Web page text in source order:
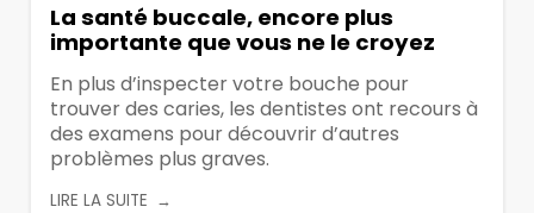
La santé buccale, encore plus
importante que vous ne le croyez
En plus d’inspecter votre bouche pour
trouver des caries, les dentistes ont recours à
des examens pour découvrir d’autres
problèmes plus graves.
LIRE LA SUITE